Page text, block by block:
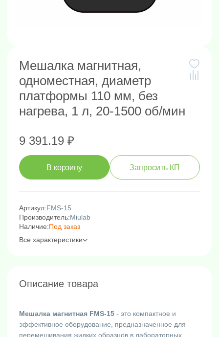
Мешалка магнитная,
одноместная, диаметр
платформы 110 мм, без
нагрева, 1 л, 20-1500 об/мин
9 391.19 ₽
В корзину Запросить КП
Артикул:FMS-15
Производитель:Miulab
Наличие:Под заказ
Все характеристики
Описание товара
Мешалка магнитная FMS-15 - это компактное и
эффективное оборудование, предназначенное для
перемешивания жидких образцов в лабораторных